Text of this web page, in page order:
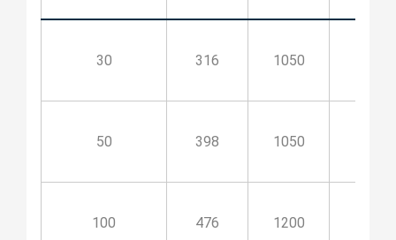
30 316 1050
50 398 1050
100 476 1200